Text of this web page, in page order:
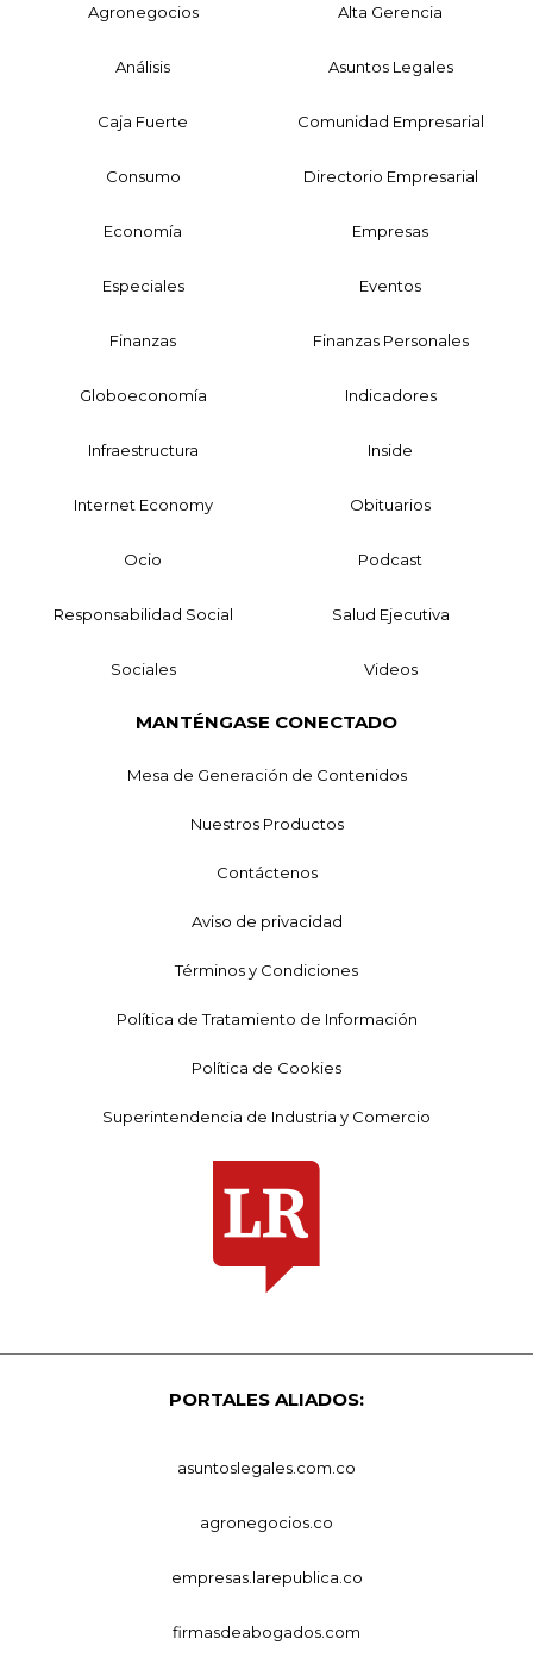
Agronegocios Alta Gerencia
Análisis Asuntos Legales
Caja Fuerte Comunidad Empresarial
Consumo Directorio Empresarial
Economía Empresas
Especiales Eventos
Finanzas Finanzas Personales
Globoeconomía Indicadores
Infraestructura Inside
Internet Economy Obituarios
Ocio Podcast
Responsabilidad Social Salud Ejecutiva
Sociales Videos
MANTÉNGASE CONECTADO
Mesa de Generación de Contenidos
Nuestros Productos
Contáctenos
Aviso de privacidad
Términos y Condiciones
Política de Tratamiento de Información
Política de Cookies
Superintendencia de Industria y Comercio
PORTALES ALIADOS:
asuntoslegales.com.co
agronegocios.co
empresas.larepublica.co
firmasdeabogados.com